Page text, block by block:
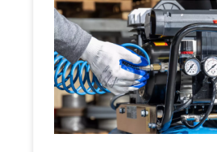
manometri e i consigli di
per un controllo affidabile
dell'aria.